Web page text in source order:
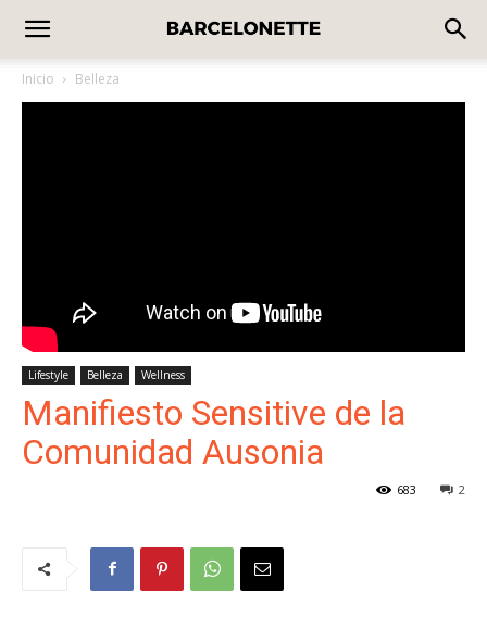
Inicio Belleza
Lifestyle Belleza Wellness
Manifiesto Sensitive de la
Comunidad Ausonia
2
683